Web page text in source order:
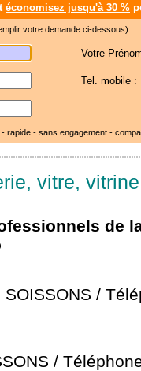
économisez jusqu'à 30 %
votre demande ci-dessous)
Votre
Tel. mobile :
rapide - sans engagement -
vitre,
de
/
/